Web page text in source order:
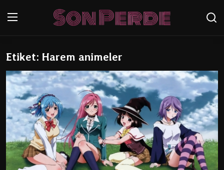
Oturum aç Kayıt Ol
Anasayfa
Genel
İletişim
Anime
Etiket: Harem animeler